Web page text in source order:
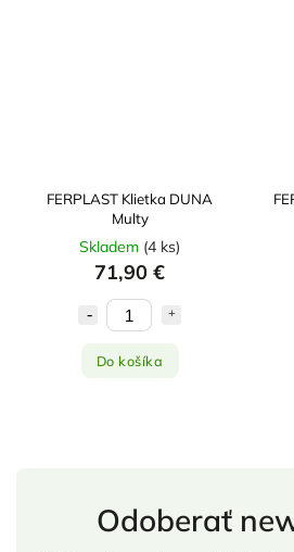
FERPLAST Klietka DUNA
Multy
Skladem (4 ks)
71,90 €
Do košíka
Odoberať